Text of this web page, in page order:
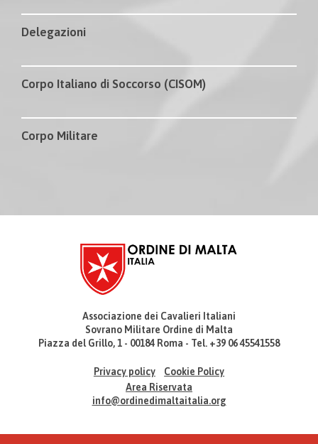
Delegazioni
Corpo Italiano di Soccorso (CISOM)
Corpo Militare
Associazione dei Cavalieri Italiani
Sovrano Militare Ordine di Malta
Piazza del Grillo, 1 - 00184 Roma - Tel. +39 06 45541558
Privacy policy
Cookie Policy
Area Riservata
info@ordinedimaltaitalia.org